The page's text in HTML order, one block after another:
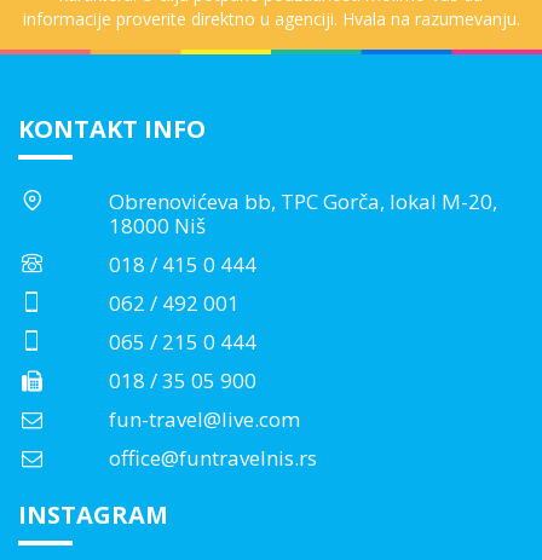
informacije proverite direktno u agenciji. Hvala na razumevanju.
KONTAKT INFO
Obrenovićeva bb, TPC Gorča, lokal M-20,
18000 Niš
018 / 415 0 444
062 / 492 001
065 / 215 0 444
018 / 35 05 900
fun-travel@live.com
office@funtravelnis.rs
INSTAGRAM